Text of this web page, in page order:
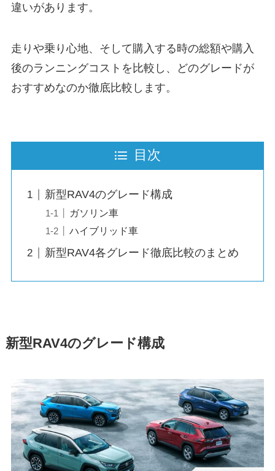
違いがあります。
走りや乗り心地、そして購入する時の総額や購入
後のランニングコストを比較し、どのグレードが
おすすめなのか徹底比較します。
目次
新型RAV4のグレード構成
ガソリン車
ハイブリッド車
新型RAV4各グレード徹底比較のまとめ
新型RAV4のグレード構成